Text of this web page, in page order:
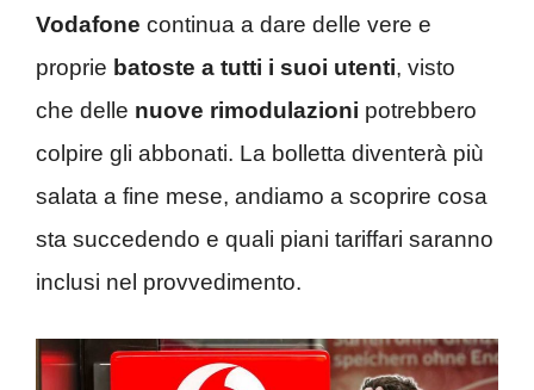
Vodafone continua a dare delle vere e
proprie batoste a tutti i suoi utenti, visto
che delle nuove rimodulazioni potrebbero
colpire gli abbonati. La bolletta diventerà più
salata a fine mese, andiamo a scoprire cosa
sta succedendo e quali piani tariffari saranno
inclusi nel provvedimento.